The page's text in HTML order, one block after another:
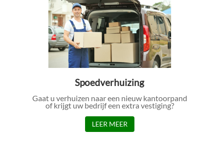
Spoedverhuizing
Gaat u verhuizen naar een nieuw kantoorpand
of krijgt uw bedrijf een extra vestiging?
LEER MEER